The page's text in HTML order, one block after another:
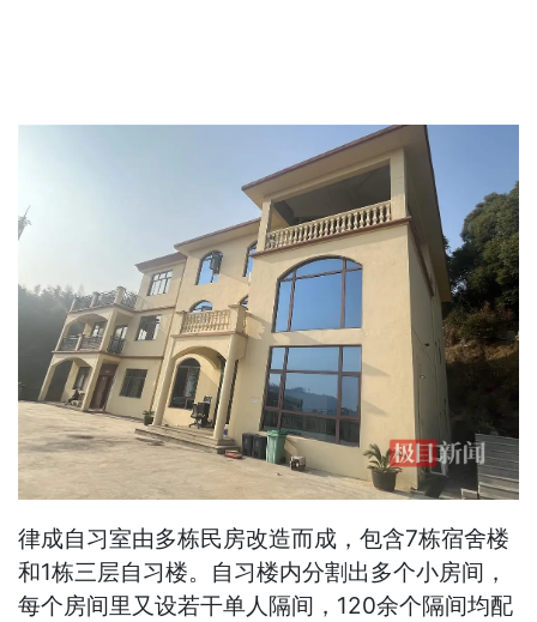
律成自习室由多栋民房改造而成，包含7栋宿舍楼
和1栋三层自习楼。自习楼内分割出多个小房间，
每个房间里又设若干单人隔间，120余个隔间均配